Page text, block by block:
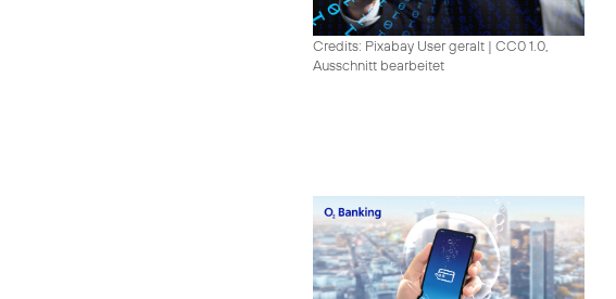
Credits: Pixabay User geralt | CC0 1.0,
Ausschnitt bearbeitet